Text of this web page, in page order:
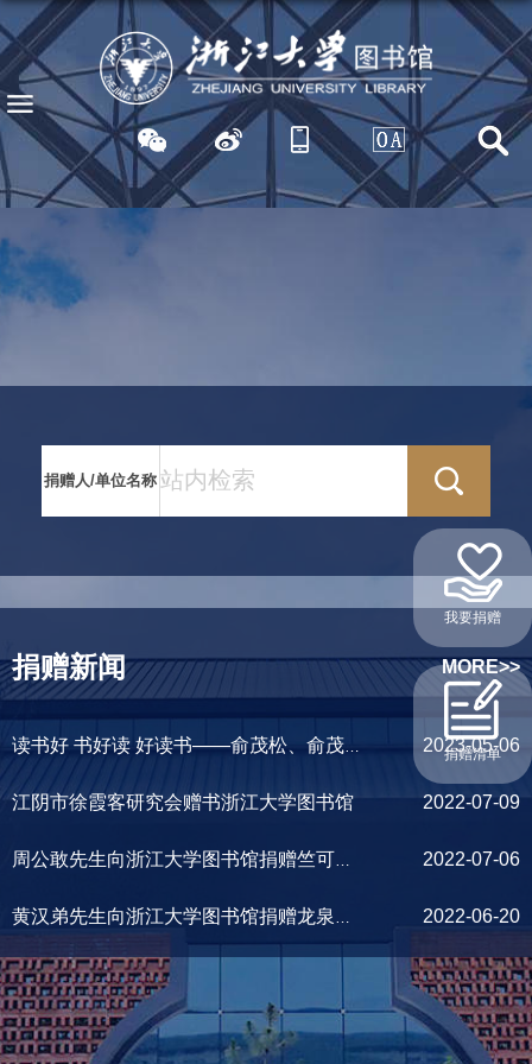
捐赠人/单位名称
捐赠新闻 MORE>>
读书好 书好读 好读书——俞茂松、俞茂宏校友向浙江大学图书馆捐赠紫檀木珍贵笔筒 2023-05-06
江阴市徐霞客研究会赠书浙江大学图书馆 2022-07-09
2022-07-06
2022-06-20
我要捐赠
捐赠清单